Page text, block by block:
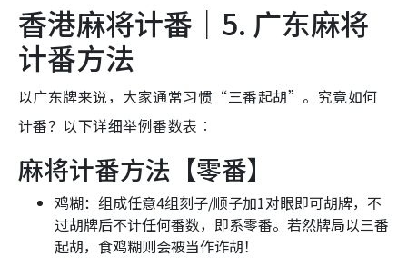
香港麻将计番｜5. 广东麻将
计番方法
以广东牌来说，大家通常习惯“三番起胡”。究竟如何
计番？以下详细举例番数表︰
麻将计番方法【零番】
鸡糊：组成任意4组刻子/顺子加1对眼即可胡牌，不
过胡牌后不计任何番数，即系零番。若然牌局以三番
起胡，食鸡糊则会被当作诈胡！